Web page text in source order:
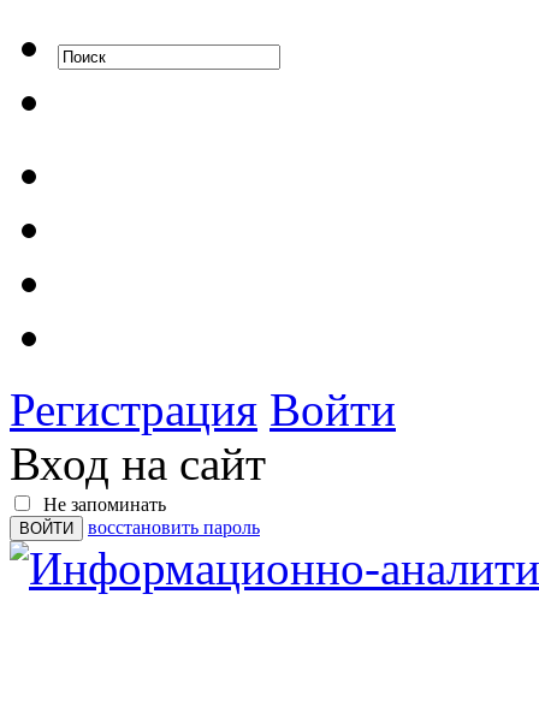
Регистрация Войти
Вход на сайт
Не запоминать
восстановить пароль